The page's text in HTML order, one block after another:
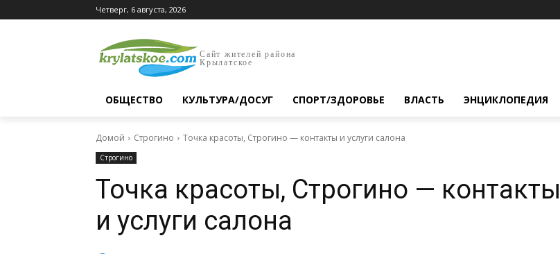
Четверг, 6 августа, 2026
Сайт жителей района
Крылатское
ОБЩЕСТВО КУЛЬТУРА/ДОСУГ СПОРТ/ЗДОРОВЬЕ ВЛАСТЬ ЭНЦИКЛОПЕДИЯ
Домой Строгино Точка красоты, Строгино — контакты и услуги салона
Строгино
Точка красоты, Строгино — контакты
и услуги салона